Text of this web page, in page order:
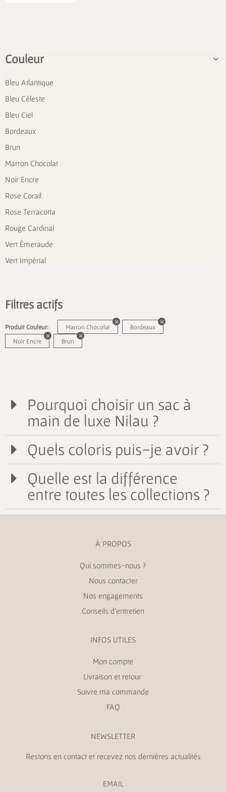
Couleur
Bleu Atlantique
Bleu Céleste
Bleu Ciel
Bordeaux
Brun
Marron Chocolat
Noir Encre
Rose Corail
Rose Terracotta
Rouge Cardinal
Vert Émeraude
Vert Impérial
Filtres actifs
Produit Couleur: Marron Chocolat
Bordeaux
Noir Encre
Brun
Pourquoi choisir un sac à
main de luxe Nilau ?
Quels coloris puis-je avoir ?
Quelle est la différence
entre toutes les collections ?
À PROPOS
Qui sommes-nous ?
Nous contacter
Nos engagements
Conseils d’entretien
INFOS UTILES
Mon compte
Livraison et retour
Suivre ma commande
FAQ
NEWSLETTER
Restons en contact et recevez nos dernières actualités
EMAIL